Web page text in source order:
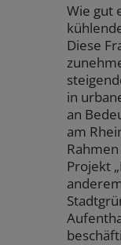
Wie gut
Diese
in
an
am
Projekt